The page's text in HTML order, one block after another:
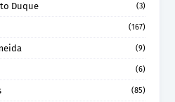
Duque (3)
(167)
(9)
(6)
(85)